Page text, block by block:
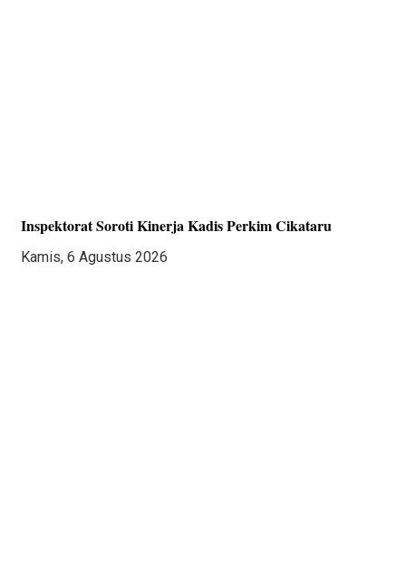
Inspektorat Soroti Kinerja Kadis Perkim Cikataru
Kamis, 6 Agustus 2026